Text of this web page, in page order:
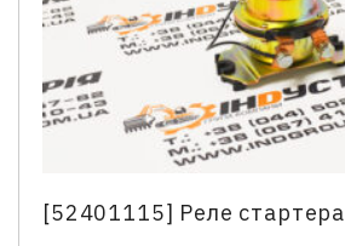
[52401115] Реле стартера